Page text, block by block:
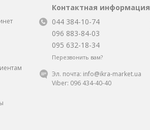
Контактная информация
044 384-10-74
096 883-84-03
095 632-18-34
Перезвонить вам?
Эл. почта: info@ikra-market.ua
Viber: 096 434-40-40